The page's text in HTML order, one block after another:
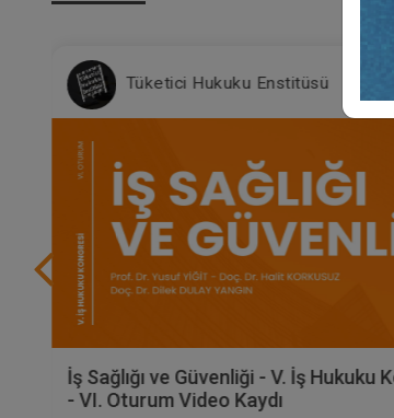
Tüketici Hukuku Enstitüsü
ve Güvenliği - V. İş Hukuku Kongresi
Video Kaydı